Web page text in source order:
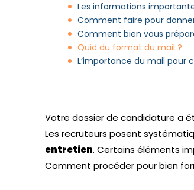
Les informations
Comment faire pour
Comment bien vous
Quid du format du mail ?
L’importance du mail pour
Votre dossier de candidature a
Les recruteurs posent
entretien. Certains éléments
Comment procéder pour bien